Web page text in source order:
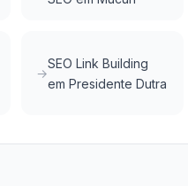
SEO Link Building
em Presidente Dutra